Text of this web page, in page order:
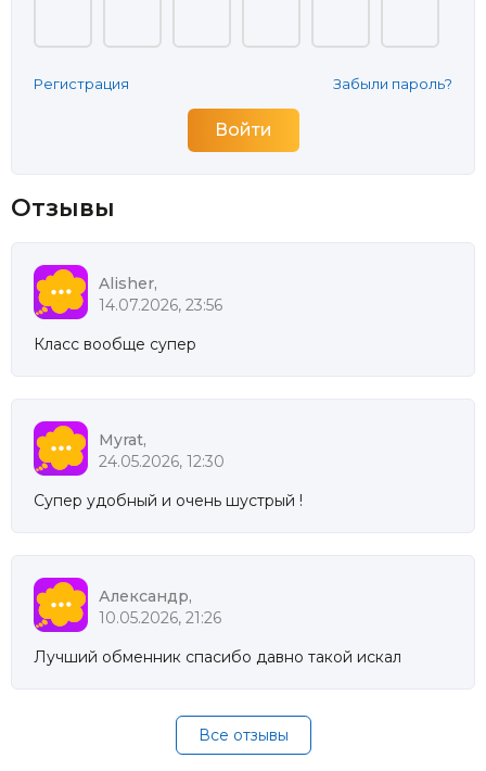
Регистрация Забыли пароль?
Отзывы
Alisher,
14.07.2026, 23:56
Класс вообще супер
Myrat,
24.05.2026, 12:30
Супер удобный и очень шустрый !
Александр,
10.05.2026, 21:26
Лучший обменник спасибо давно такой искал
Все отзывы